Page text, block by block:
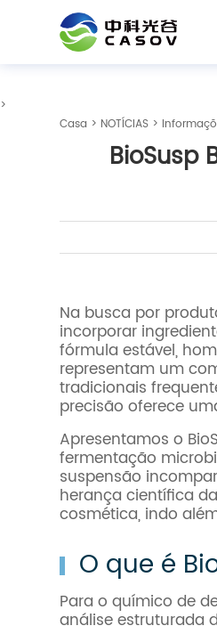
>
Casa > NOTÍCIAS >
BioSusp
Na busca por
incorporar
fórmula estável,
representam um
tradicionais
precisão oferece
Apresentamos o
fermentação
suspensão
herança científica
cosmética, indo
O que é
Para o químico de
análise estruturada